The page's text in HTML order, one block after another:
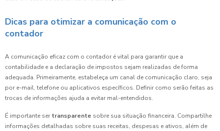
Dicas para otimizar a comunicação com o
contador
A comunicação eficaz com o contador é vital para garantir que a
contabilidade e a declaração de impostos sejam realizadas de forma
adequada. Primeiramente, estabeleça um canal de comunicação claro, seja
por e-mail, telefone ou aplicativos específicos. Definir como serão feitas as
trocas de informações ajuda a evitar mal-entendidos.
É importante ser transparente sobre sua situação financeira. Compartilhe
informações detalhadas sobre suas receitas, despesas e ativos, além de